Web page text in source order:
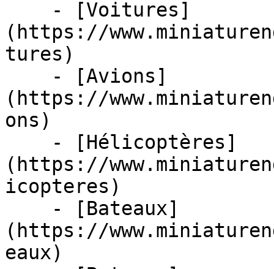
(https://
tures)
(https://
ons)
(https://
icopteres)
(https://
eaux)